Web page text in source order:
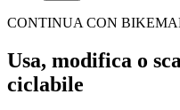
CONTINUA CON
Usa, modifica o
ciclabile